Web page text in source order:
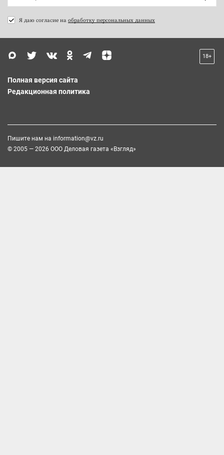
Я даю согласие на обработку персональных данных
18+
Полная версия сайта
Редакционная политика
Пишите нам на information@vz.ru
© 2005 — 2026 ООО Деловая газета «Взгляд»